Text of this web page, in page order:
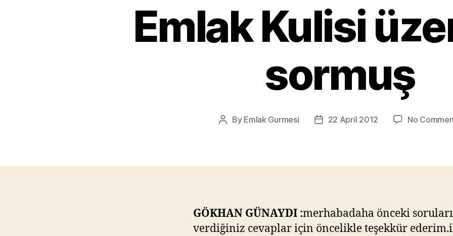
Emlak Kulisi
sormuş
Post
By Emlak Gurmesi
Post22 April 2012 No
GÖKHAN GÜNAYDI :merhabadaha önceki
verdiğiniz cevaplar için öncelikle teşekkür